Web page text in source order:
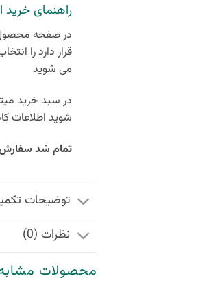
راهنمای خرید
در صفحه محصول
قرار دارد را
می شوید
در سبد خرید
شوید اطلاعات
تمام شد سفارش شما
توضیحات
نظرات (0)
محصولات